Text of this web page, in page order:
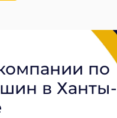
по
в Ханты-